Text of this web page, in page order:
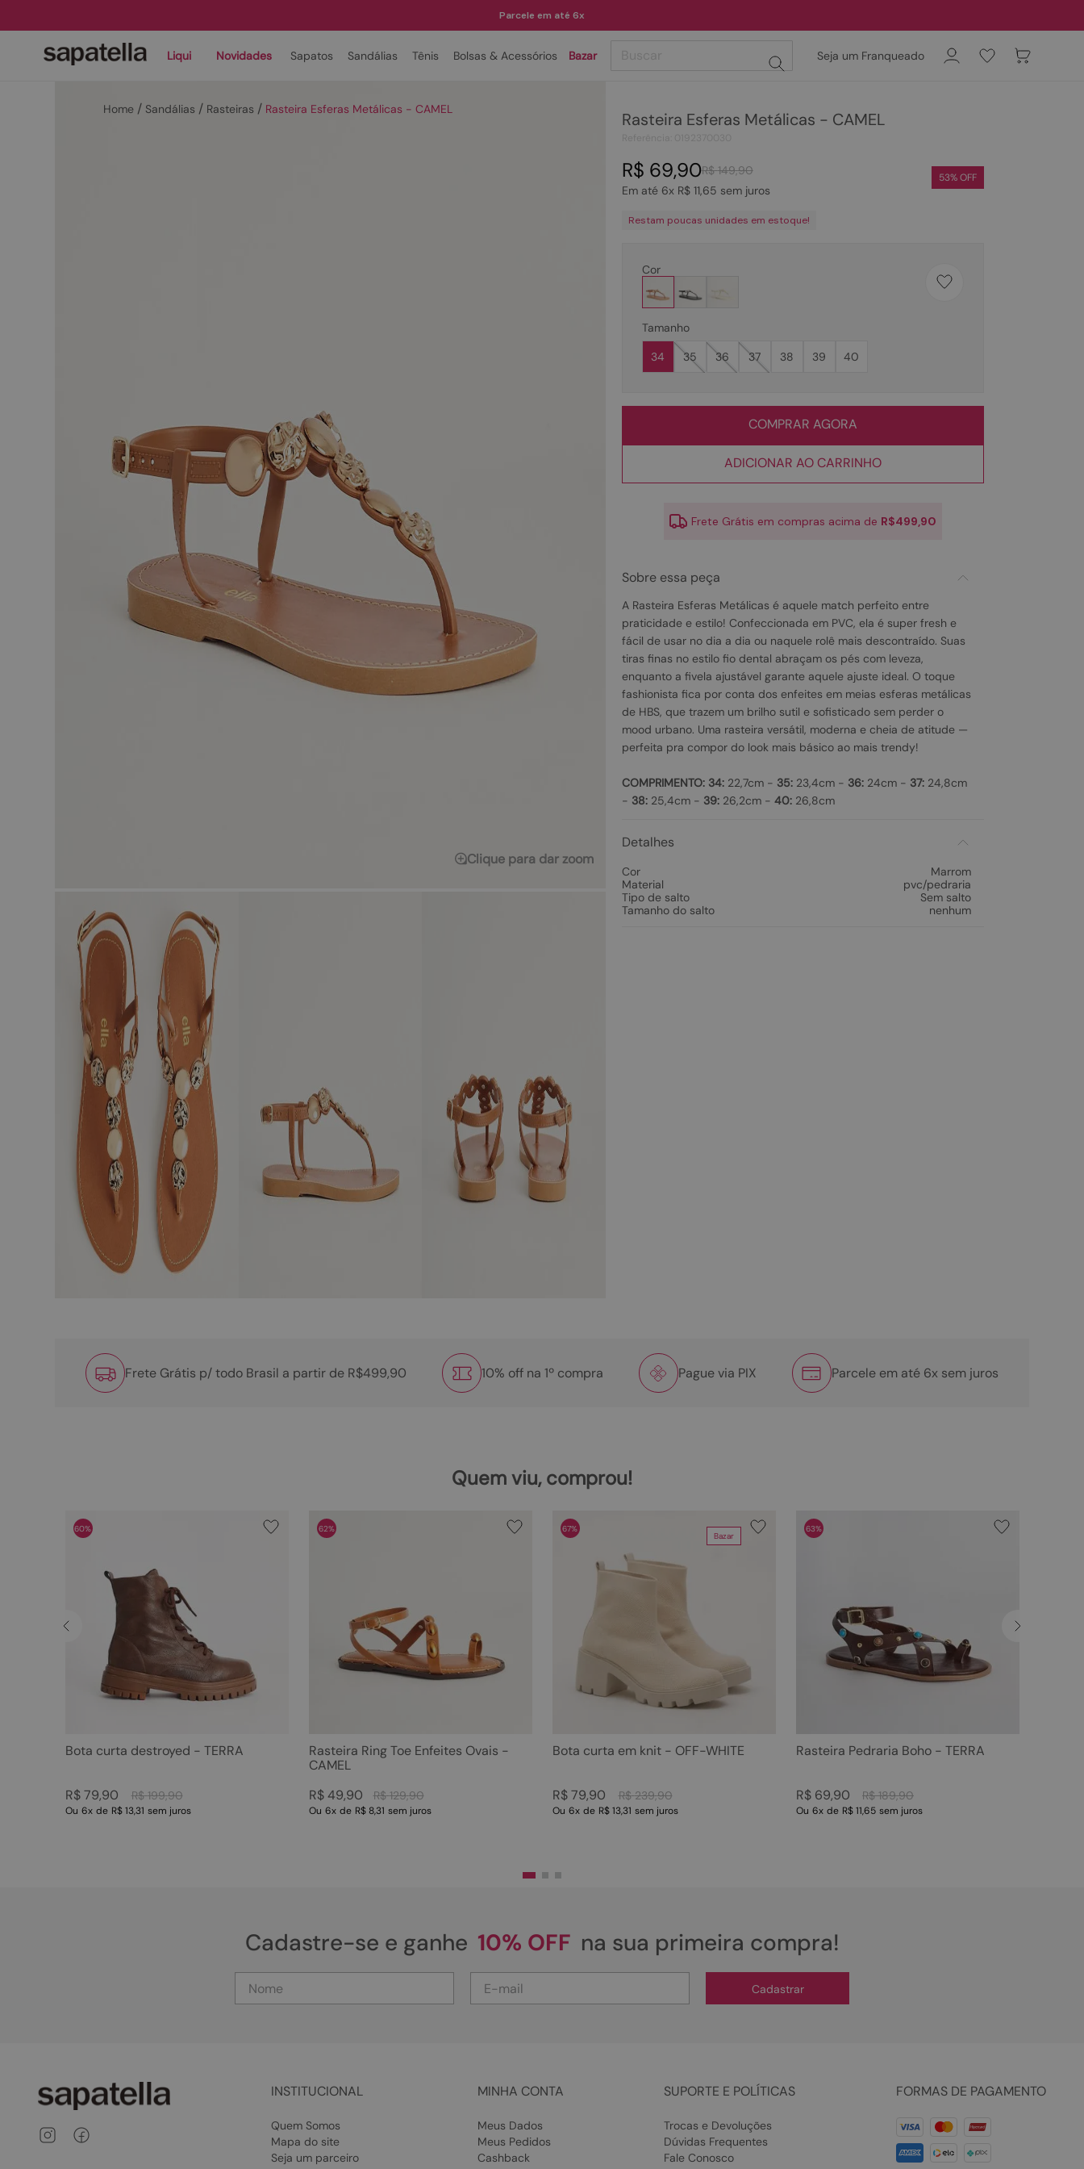
Parcele em até 6x
Liqui Novidades Sapatos Sandálias Tênis Bolsas & Acessórios Bazar Seja um Franqueado
Sandálias Rasteiras Rasteira Esferas Metálicas - CAMEL
Clique para dar zoom
Rasteira Esferas Metálicas - CAMEL
R$ 149,90
R$ 69,90
Em até 6x R$ 11,65 sem juros
53% OFF
Restam poucas unidades em estoque!
Cor
Tamanho
37
34 35 36 38 39 40
COMPRAR AGORA
ADICIONAR AO CARRINHO
Frete Grátis em compras acima de R$499,90
Sobre essa peça
A Rasteira Esferas Metálicas é aquele match perfeito entre
praticidade e estilo! Confeccionada em PVC, ela é super fresh e
fácil de usar no dia a dia ou naquele rolê mais descontraído. Suas
tiras finas no estilo fio dental abraçam os pés com leveza,
enquanto a fivela ajustável garante aquele ajuste ideal. O toque
fashionista fica por conta dos enfeites em meias esferas metálicas
de HBS, que trazem um brilho sutil e sofisticado sem perder o
mood urbano. Uma rasteira versátil, moderna e cheia de atitude —
perfeita pra compor do look mais básico ao mais trendy!
COMPRIMENTO: 34:22,7cm - 35:23,4cm - 36:24cm - 37:24,8cm
- 38:25,4cm - 39:26,2cm - 40:26,8cm
Detalhes
Cor
Marrom
Material
pvc/pedraria
Tipo de salto
Sem salto
Tamanho do salto
nenhum
Frete Grátis p/ todo Brasil a partir de R$499,90 10% off na 1º compra Pague via PIX Parcele em até 6x sem juros
Quem viu, comprou!
60%
Bota curta destroyed - TERRA
R$ 199,90
R$ 79,90
Ou 6x de R$ 13,31 sem juros
62%
Rasteira Ring Toe Enfeites Ovais -
CAMEL
R$ 129,90
R$ 49,90
Ou 6x de R$ 8,31 sem juros
Bazar
67%
Bota curta em knit - OFF-WHITE
R$ 239,90
R$ 79,90
Ou 6x de R$ 13,31 sem juros
63%
Rasteira Pedraria Boho - TERRA
R$ 189,90
R$ 69,90
Ou 6x de R$ 11,65 sem juros
Cadastre-se e ganhe 10% OFF na sua primeira compra!
Cadastrar
INSTITUCIONAL
Quem Somos
Mapa do site
Seja um parceiro
MINHA CONTA
Meus Dados
Meus Pedidos
Cashback
SUPORTE E POLÍTICAS
Trocas e Devoluções
Dúvidas Frequentes
Fale Conosco
FORMAS DE PAGAMENTO